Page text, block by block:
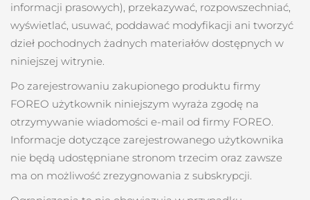
informacji prasowych), przekazywać, rozpowszechniać,
wyświetlać, usuwać, poddawać modyfikacji ani tworzyć
dzieł pochodnych żadnych materiałów dostępnych w
niniejszej witrynie.
Po zarejestrowaniu zakupionego produktu firmy
FOREO użytkownik niniejszym wyraża zgodę na
otrzymywanie wiadomości e-mail od firmy FOREO.
Informacje dotyczące zarejestrowanego użytkownika
nie będą udostępniane stronom trzecim oraz zawsze
ma on możliwość zrezygnowania z subskrypcji.